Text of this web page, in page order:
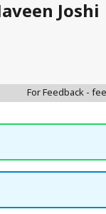
Joshi
For Feedback -